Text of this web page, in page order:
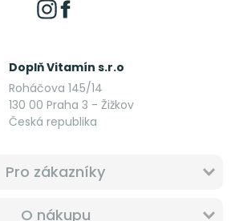
Doplň Vitamín s.r.o
Roháčova 145/14
130 00 Praha 3 - Žižkov
Česká republika
Pro zákazníky
O nákupu